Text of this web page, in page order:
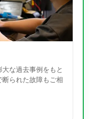
な過去事例をもと
られた故障もご相